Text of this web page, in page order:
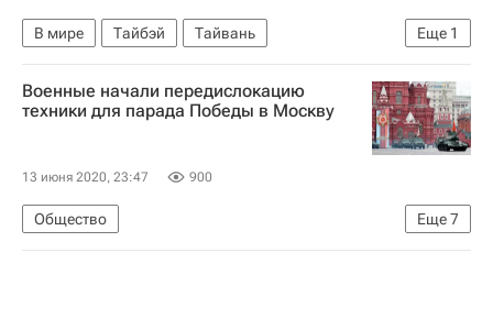
Еще 1
В мире Тайбэй
Тайвань
Европейский средиземноморский сейсмологический центр
Военные начали передислокацию
техники для парада Победы в Москву
13 июня 2020, 23:47 900
Еще7
Общество
Московская область (Подмосковье)
Москва